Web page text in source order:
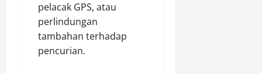
pelacak GPS, atau
perlindungan
tambahan terhadap
pencurian.